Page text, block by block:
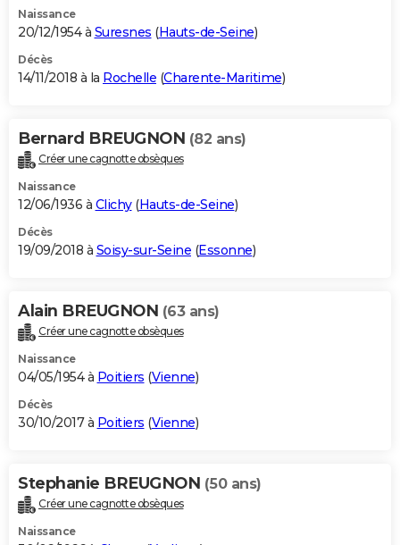
Naissance
20/12/1954 à Suresnes (Hauts-de-Seine)
Décès
14/11/2018 à la Rochelle (Charente-Maritime)
Bernard BREUGNON (82 ans)
Créer une cagnotte obsèques
Naissance
12/06/1936 à Clichy(Hauts-de-Seine)
Décès
19/09/2018 à Soisy-sur-Seine (Essonne)
Alain BREUGNON (63 ans)
Créer une cagnotte obsèques
Naissance
04/05/1954 à Poitiers (Vienne)
Décès
30/10/2017 à Poitiers (Vienne)
Stephanie BREUGNON (50 ans)
Créer une cagnotte obsèques
Naissance